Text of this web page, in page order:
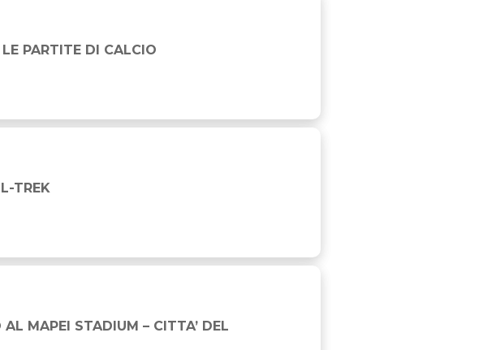
PARTITE DI CALCIO
TREK
MAPEI STADIUM – CITTA’ DEL